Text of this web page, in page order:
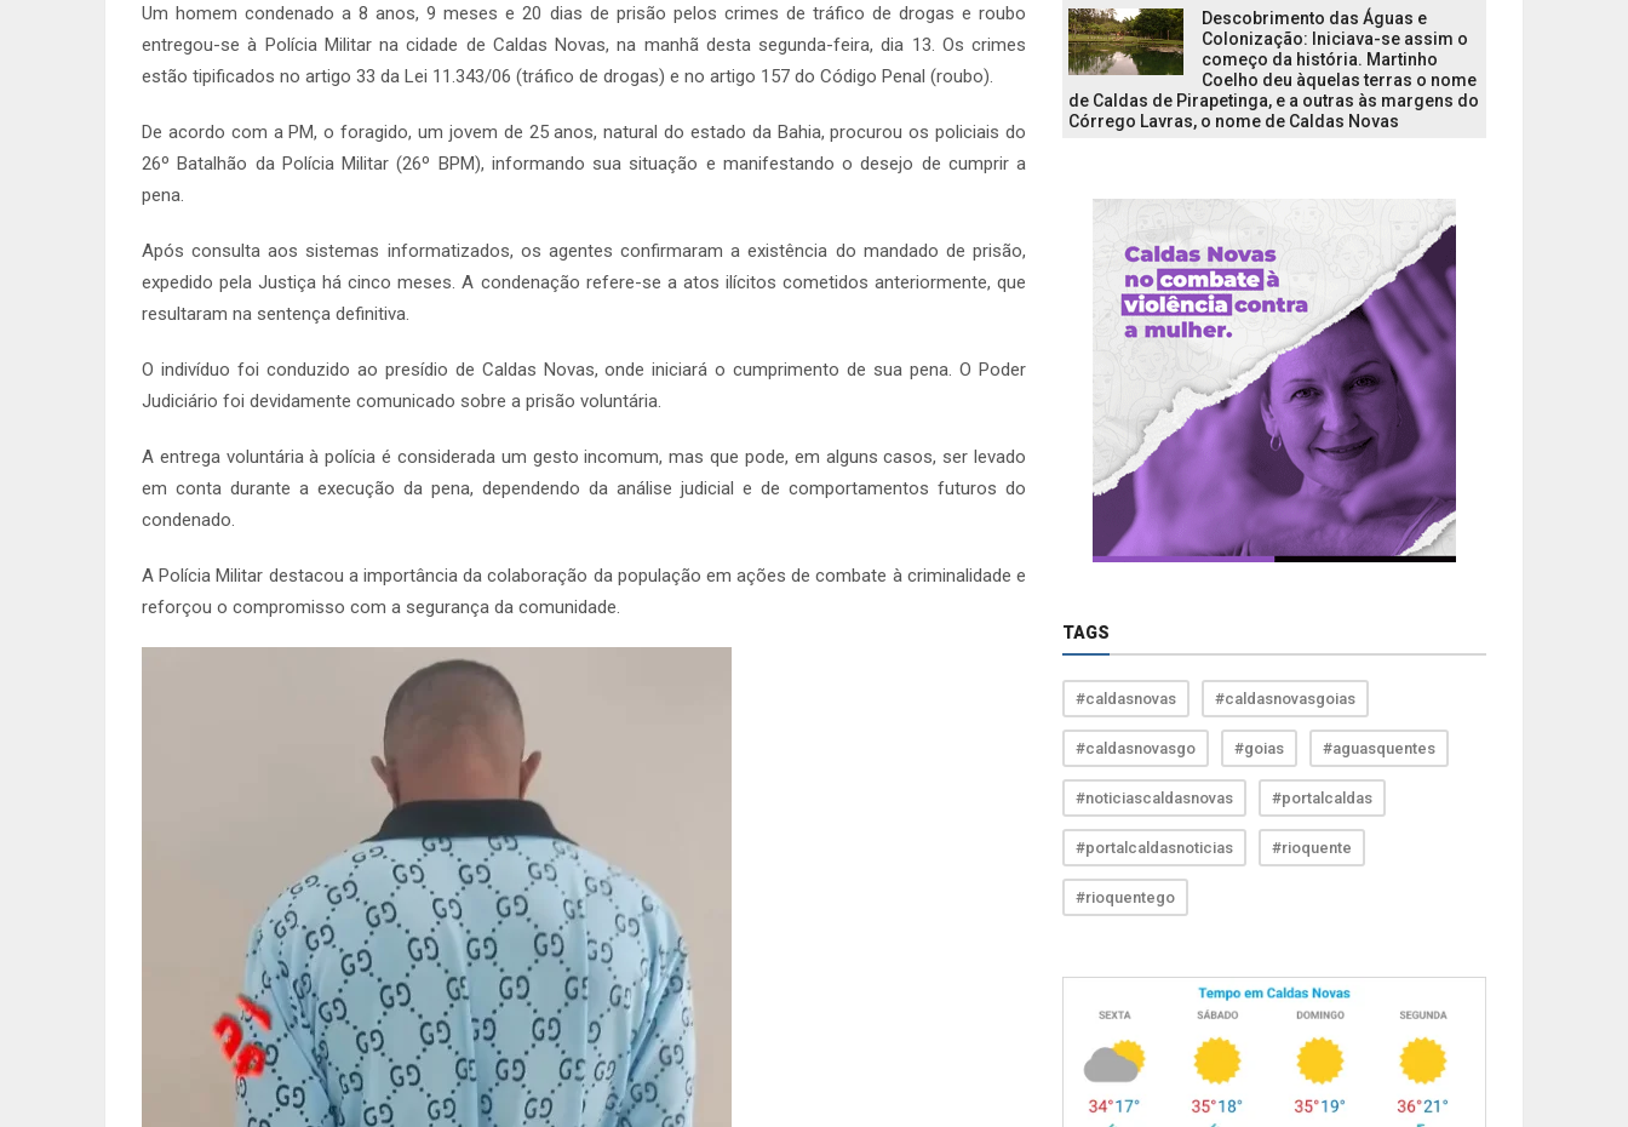
Um homem condenado a 8 anos, 9 meses e 20 dias de prisão pelos crimes de tráfico de drogas e roubo
entregou-se à Polícia Militar na cidade de Caldas Novas, na manhã desta segunda-feira, dia 13. Os crimes
estão tipificados no artigo 33 da Lei 11.343/06 (tráfico de drogas) e no artigo 157 do Código Penal (roubo).
De acordo com a PM, o foragido, um jovem de 25 anos, natural do estado da Bahia, procurou os policiais do
26º Batalhão da Polícia Militar (26º BPM), informando sua situação e manifestando o desejo de cumprir a
pena.
Após consulta aos sistemas informatizados, os agentes confirmaram a existência do mandado de prisão,
expedido pela Justiça há cinco meses. A condenação refere-se a atos ilícitos cometidos anteriormente, que
resultaram na sentença definitiva.
O indivíduo foi conduzido ao presídio de Caldas Novas, onde iniciará o cumprimento de sua pena. O Poder
Judiciário foi devidamente comunicado sobre a prisão voluntária.
A entrega voluntária à polícia é considerada um gesto incomum, mas que pode, em alguns casos, ser levado
em conta durante a execução da pena, dependendo da análise judicial e de comportamentos futuros do
condenado.
A Polícia Militar destacou a importância da colaboração da população em ações de combate à criminalidade e
reforçou o compromisso com a segurança da comunidade.
Descobrimento das Águas e
Colonização: Iniciava-se assim o
começo da história. Martinho
Coelho deu àquelas terras o nome
de Caldas de Pirapetinga, e a outras às margens do
Córrego Lavras, o nome de Caldas Novas
TAGS
#caldasnovas #caldasnovasgoias
#caldasnovasgo #goias #aguasquentes
#noticiascaldasnovas #portalcaldas
#portalcaldasnoticias #rioquente
#rioquentego